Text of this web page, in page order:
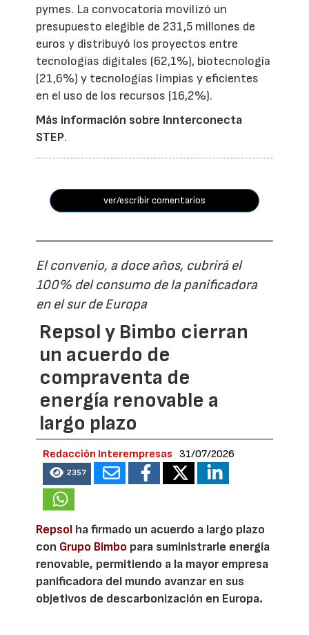
pymes. La convocatoria movilizó un
presupuesto elegible de 231,5 millones de
euros y distribuyó los proyectos entre
tecnologías digitales (62,1%), biotecnología
(21,6%) y tecnologías limpias y eficientes
en el uso de los recursos (16,2%).
Más información sobre Innterconecta
STEP.
ver/escribir comentarios
El convenio, a doce años, cubrirá el
100% del consumo de la panificadora
en el sur de Europa
Repsol y Bimbo cierran
un acuerdo de
compraventa de
energía renovable a
largo plazo
Redacción Interempresas 31/07/2026
2357
Repsol ha firmado un acuerdo a largo plazo
con Grupo Bimbo para suministrarle energía
renovable, permitiendo a la mayor empresa
panificadora del mundo avanzar en sus
objetivos de descarbonización en Europa.